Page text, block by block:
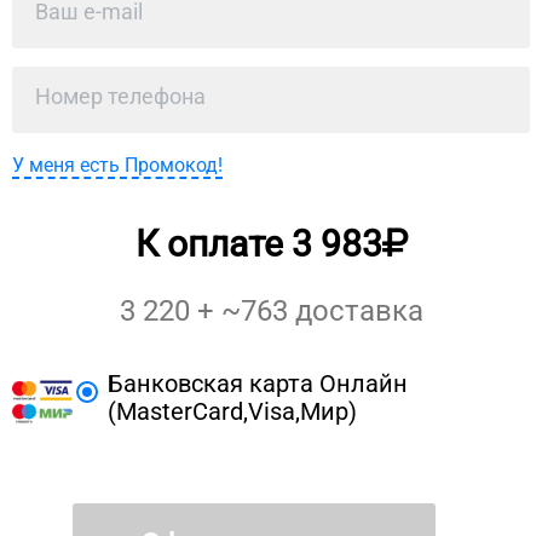
У меня есть Промокод!
К оплате 3 983
3 220 + ~763 доставка
Банковская карта Онлайн
(MasterCard,Visa,Мир)